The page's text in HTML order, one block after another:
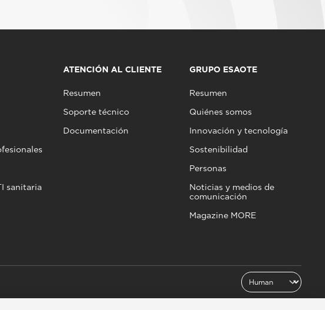
sanitaria
ATENCIÓN AL CLIENTE
Resumen
Soporte técnico
Documentación
GRUPO ESAOTE
Resumen
Quiénes somos
Innovación y tecnología
Sostenibilidad
Personas
Noticias y medios de
comunicación
Magazine MORE